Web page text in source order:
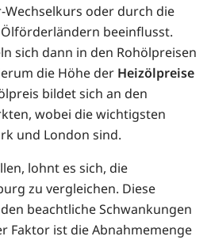
oder durch die
beeinflusst.
sich dann in den Rohölpreisen
die Höhe der Heizölpreise
bildet sich an den
wobei die wichtigsten
und London sind.
lohnt es sich, die
zu vergleichen. Diese
beachtliche Schwankungen
Faktor ist die Abnahmemenge